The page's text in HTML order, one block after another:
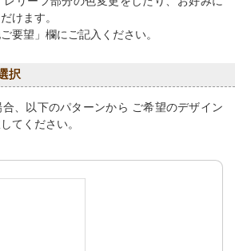
けます。
要望」欄にご記入ください。
択
、以下のパターンから ご希望のデザイン
てください。